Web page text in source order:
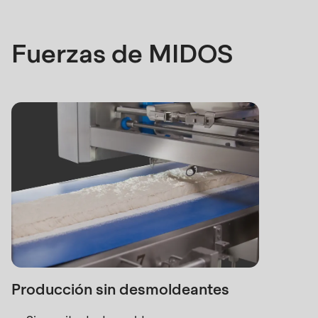
Fuerzas de MIDOS
Producción sin desmoldeantes